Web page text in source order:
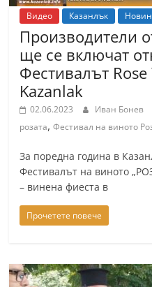
Видео Казанлък
Производители
ще се включат
Фестивалът
Kazanlak
02.06.2023 Иван Бонев
розата,Фестивал на виното
За поредна година в
Фестивалът на виното
– винена фиеста в
Прочетете повече